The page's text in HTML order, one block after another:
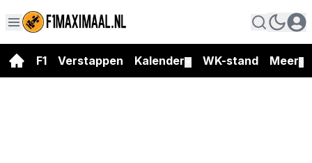
F1 Verstappen Kalender WK-stand Meer